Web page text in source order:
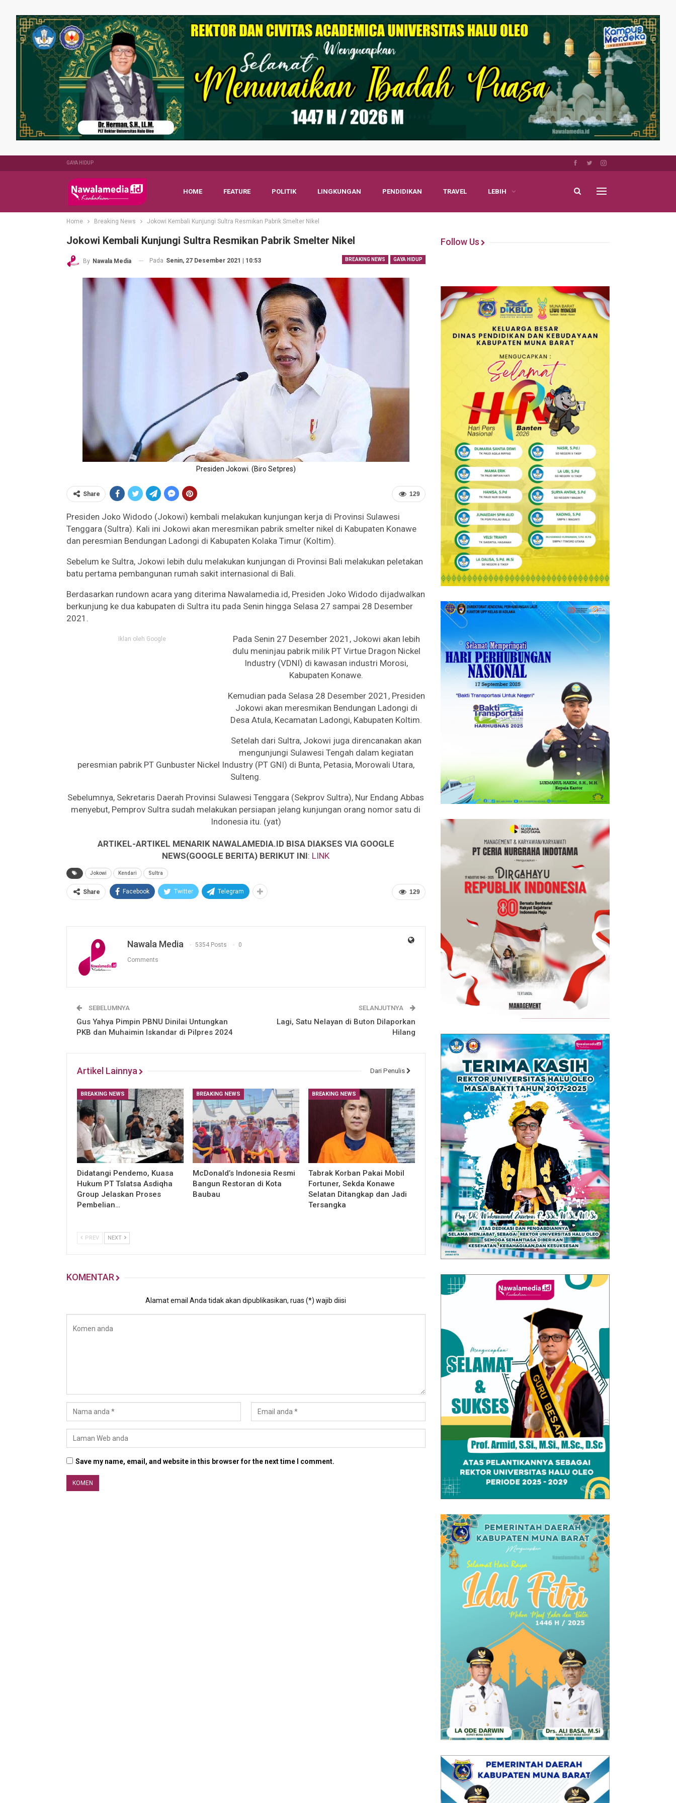
GAYA HIDUP
HOME FEATURE POLITIK LINGKUNGAN PENDIDIKAN TRAVEL LEBIH
Home Breaking News Jokowi Kembali Kunjungi Sultra Resmikan Pabrik Smelter Nikel
Jokowi Kembali Kunjungi Sultra Resmikan Pabrik Smelter Nikel
BREAKING NEWS GAYA HIDUP
By Nawala Media Pada Senin, 27 Desember 2021 | 10:53
Presiden Jokowi. (Biro Setpres)
129
Share
Presiden Joko Widodo (Jokowi) kembali melakukan kunjungan kerja di Provinsi Sulawesi
Tenggara (Sultra). Kali ini Jokowi akan meresmikan pabrik smelter nikel di Kabupaten Konawe
dan peresmian Bendungan Ladongi di Kabupaten Kolaka Timur (Koltim).
Sebelum ke Sultra, Jokowi lebih dulu melakukan kunjungan di Provinsi Bali melakukan peletakan
batu pertama pembangunan rumah sakit internasional di Bali.
Berdasarkan rundown acara yang diterima Nawalamedia.id, Presiden Joko Widodo dijadwalkan
berkunjung ke dua kabupaten di Sultra itu pada Senin hingga Selasa 27 sampai 28 Desember
2021.
Iklan oleh Google
Pada Senin 27 Desember 2021, Jokowi akan lebih
dulu meninjau pabrik milik PT Virtue Dragon Nickel
Industry (VDNI) di kawasan industri Morosi,
Kabupaten Konawe.
Kemudian pada Selasa 28 Desember 2021, Presiden
Jokowi akan meresmikan Bendungan Ladongi di
Desa Atula, Kecamatan Ladongi, Kabupaten Koltim.
Setelah dari Sultra, Jokowi juga direncanakan akan
mengunjungi Sulawesi Tengah dalam kegiatan
peresmian pabrik PT Gunbuster Nickel Industry (PT GNI) di Bunta, Petasia, Morowali Utara,
Sulteng.
Sebelumnya, Sekretaris Daerah Provinsi Sulawesi Tenggara (Sekprov Sultra), Nur Endang Abbas
menyebut, Pemprov Sultra sudah melakukan persiapan jelang kunjungan orang nomor satu di
Indonesia itu. (yat)
ARTIKEL-ARTIKEL MENARIK NAWALAMEDIA.ID BISA DIAKSES VIA GOOGLE
NEWS(GOOGLE BERITA) BERIKUT INI: LINK
Jokowi Kendari Sultra
129
Share Facebook Twitter Telegram
Nawala Media 5354 Posts 0
Comments
SEBELUMNYA
Gus Yahya Pimpin PBNU Dinilai Untungkan
PKB dan Muhaimin Iskandar di Pilpres 2024
SELANJUTNYA
Lagi, Satu Nelayan di Buton Dilaporkan
Hilang
Artikel Lainnya Dari Penulis
BREAKING NEWS
Didatangi Pendemo, Kuasa
Hukum PT Tslatsa Asdiqha
Group Jelaskan Proses
Pembelian…
BREAKING NEWS
McDonald’s Indonesia Resmi
Bangun Restoran di Kota
Baubau
BREAKING NEWS
Tabrak Korban Pakai Mobil
Fortuner, Sekda Konawe
Selatan Ditangkap dan Jadi
Tersangka
PREV NEXT
KOMENTAR
Alamat email Anda tidak akan dipublikasikan, ruas (*) wajib diisi
Save my name, email, and website in this browser for the next time I comment.
Follow Us